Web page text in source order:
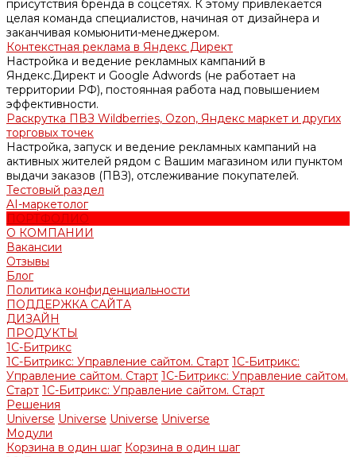
присутствия бренда в соцсетях. К этому привлекается
целая команда специалистов, начиная от дизайнера и
заканчивая комьюнити-менеджером.
Контекстная реклама в Яндекс Директ
Настройка и ведение рекламных кампаний в
Яндекс.Директ и Google Adwords (не работает на
территории РФ), постоянная работа над повышением
эффективности.
Раскрутка ПВЗ Wildberries, Ozon, Яндекс маркет и других
торговых точек
Настройка, запуск и ведение рекламных кампаний на
активных жителей рядом с Вашим магазином или пунктом
выдачи заказов (ПВЗ), отслеживание покупателей.
Тестовый раздел
AI-маркетолог
ПОРТФОЛИО
О КОМПАНИИ
Вакансии
Отзывы
Блог
Политика конфиденциальности
ПОДДЕРЖКА САЙТА
ДИЗАЙН
ПРОДУКТЫ
1С-Битрикс
1С-Битрикс: Управление сайтом. Старт 1С-Битрикс:
Управление сайтом. Старт 1С-Битрикс: Управление сайтом.
Старт 1С-Битрикс: Управление сайтом. Старт
Решения
Universe Universe Universe Universe
Модули
Корзина в один шаг Корзина в один шаг